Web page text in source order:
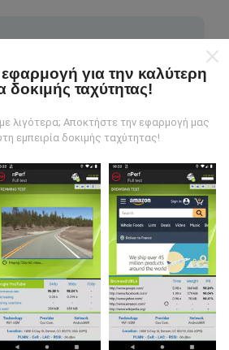
τα δεδομένα;
από δοκιμές που
δοκιμές που διεξάγονται σε
απευθείας στο πεδίο. Αν
επίσης, το μόνο που έχετε
κατεβάσετε την εφαρμογή nPerf
Όσο περισσότερα δεδομένα
ολοκληρωμένοι θα είναι οι
εφαρμογή για την καλύτερη
δοκιμής ταχύτητας!
με λιγότερα; Αποκτήστε την εφαρμογή μας
εμπειρία δοκιμής ταχύτητας!